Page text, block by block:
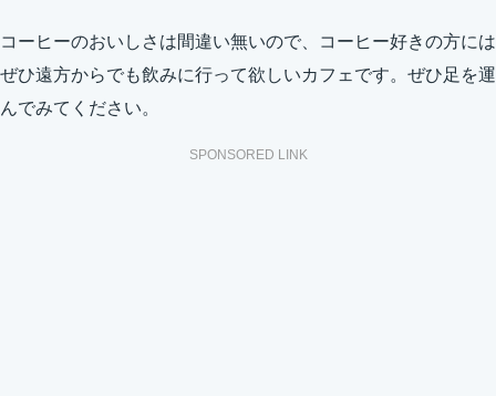
コーヒーのおいしさは間違い無いので、コーヒー好きの方には
ぜひ遠方からでも飲みに行って欲しいカフェです。ぜひ足を運
んでみてください。
SPONSORED LINK